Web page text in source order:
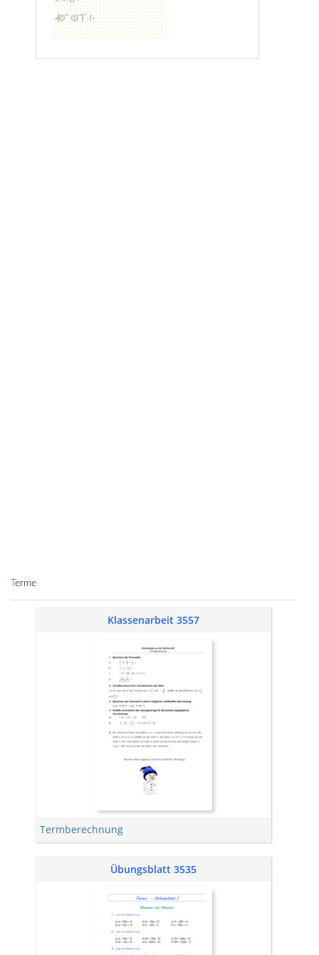
Terme
Klassenarbeit 3557
Termberechnung
Übungsblatt 3535